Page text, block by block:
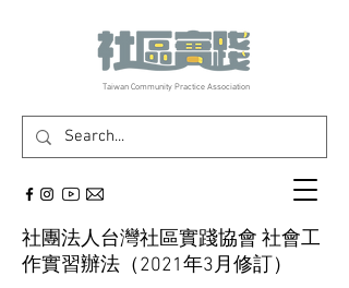
​Taiwan Community Practice Association
社團法人台灣社區實踐協會 社會工
作實習辦法（2021年3月修訂）